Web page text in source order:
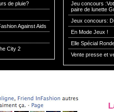
de pluie?
Against Aids
City 2
Jeu concours
paire de lunette
Jeux concours:
En Mode Jeux !
Elle Spécial
Vente presse et